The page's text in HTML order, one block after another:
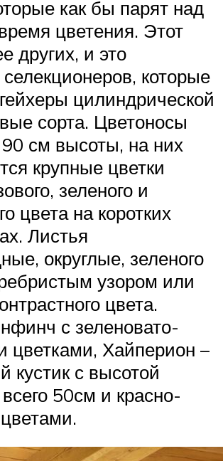
как бы парят над
цветения. Этот
других, и это
которые
цилиндрической
сорта. Цветоносы
90 см высоты, на них
крупные цветки
зеленого и
цвета на коротких
Листья
округлые, зеленого
узором или
цвета.
с зеленовато-
цветками, Хайперион –
кустик с высотой
50см и красно-